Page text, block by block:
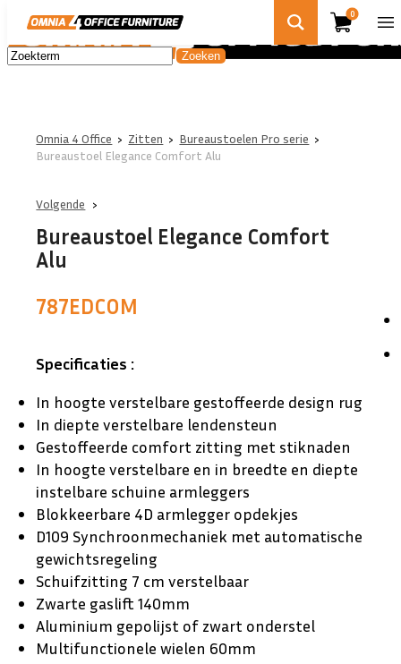
0
Omnia 4 Office › Zitten › Bureaustoelen Pro serie ›
Bureaustoel Elegance Comfort Alu
Volgende
Bureaustoel Elegance Comfort
Alu
787EDCOM
Specificaties :
In hoogte verstelbare gestoffeerde design rug
In diepte verstelbare lendensteun
Gestoffeerde comfort zitting met stiknaden
In hoogte verstelbare en in breedte en diepte
instelbare schuine armleggers
Blokkeerbare 4D armlegger opdekjes
D109 Synchroonmechaniek met automatische
gewichtsregeling
Schuifzitting 7 cm verstelbaar
Zwarte gaslift 140mm
Aluminium gepolijst of zwart onderstel
Multifunctionele wielen 60mm